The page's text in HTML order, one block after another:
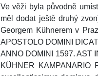
Ve věži byla původně
měl dodat ještě druhý
Georgem Kühnerem v
APOSTOLO DOMINI
ANNO DOMINI 1597. AST
KÜHNER